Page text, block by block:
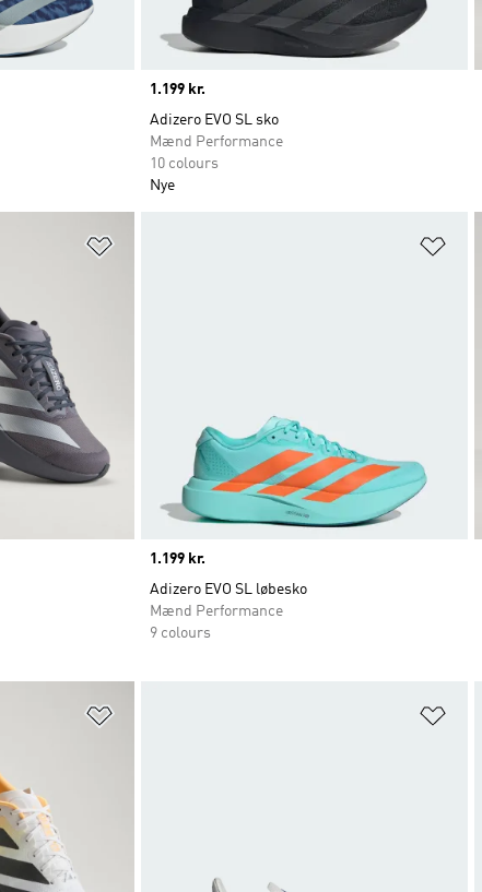
Price
1.199 kr.
Adizero EVO SL sko
Mænd Performance
10 colours
Nye
Price
1.199 kr.
Adizero EVO SL løbesko
Mænd Performance
9 colours